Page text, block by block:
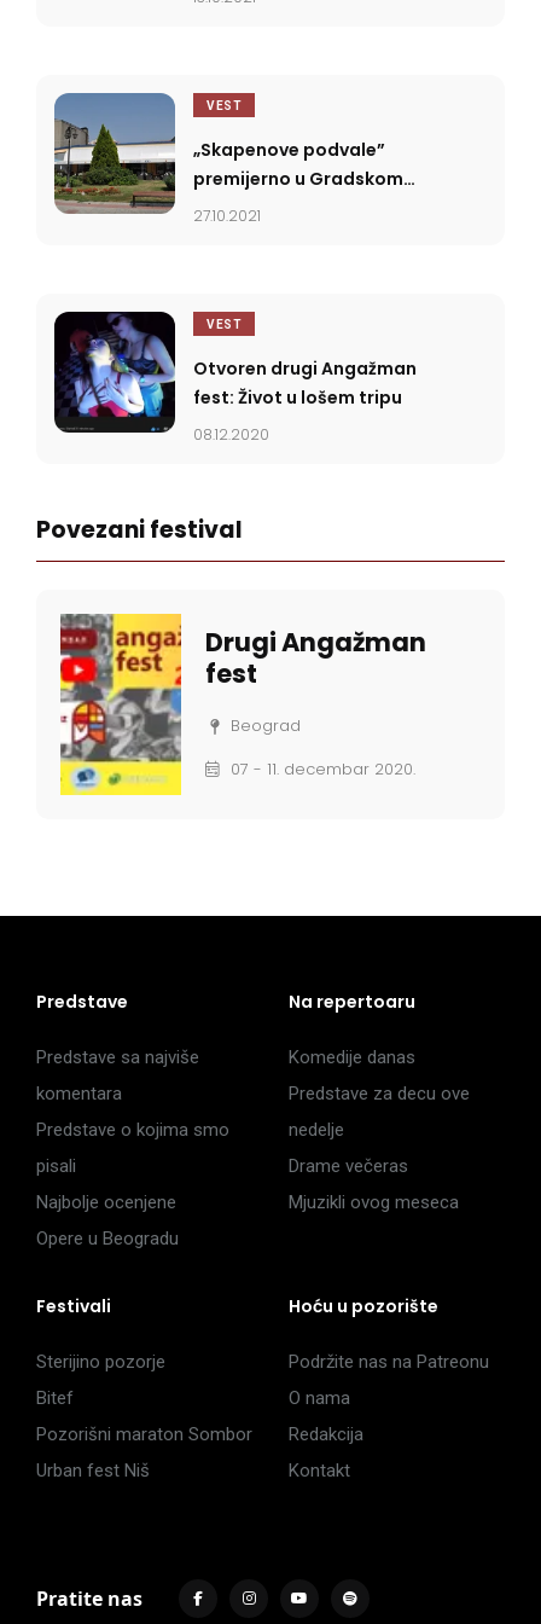
VEST
„Skapenove podvale”
premijerno u Gradskom
pozorištu Jagodine
27.10.2021
VEST
Otvoren drugi Angažman
fest: Život u lošem tripu
08.12.2020
Povezani festival
Drugi Angažman
fest
Beograd
07 - 11. decembar 2020.
Predstave
Predstave sa najviše
komentara
Predstave o kojima smo
pisali
Najbolje ocenjene
Opere u Beogradu
Na repertoaru
Komedije danas
Predstave za decu ove
nedelje
Drame večeras
Mjuzikli ovog meseca
Festivali
Sterijino pozorje
Bitef
Pozorišni maraton Sombor
Urban fest Niš
Hoću u pozorište
Podržite nas na Patreonu
O nama
Redakcija
Kontakt
Pratite nas